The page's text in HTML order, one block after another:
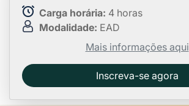
Carga horária: 4 horas
Modalidade: EAD
Mais informações aqui
Inscreva-se agora